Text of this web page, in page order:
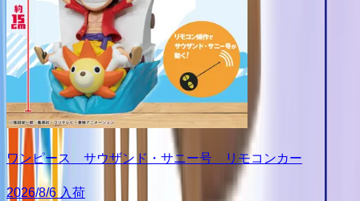
ワンピース サウザンド・サニー号 リモコンカー
2026/8/6 入荷